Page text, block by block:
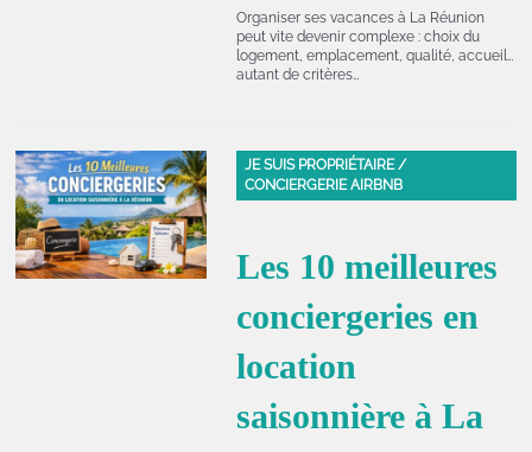
Organiser ses vacances à La Réunion
peut vite devenir complexe : choix du
logement, emplacement, qualité, accueil…
autant de critères…
JE SUIS PROPRIÉTAIRE /
CONCIERGERIE AIRBNB
Les 10 meilleures
conciergeries en
location
saisonnière à La